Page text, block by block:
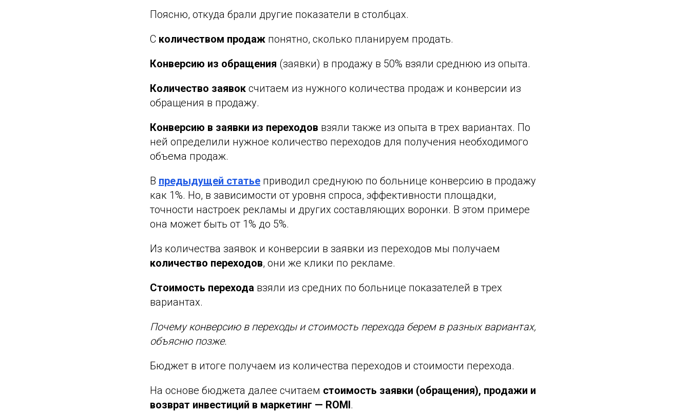
Поясню, откуда брали другие показатели в столбцах.
С количеством продаж понятно, сколько планируем продать.
Конверсию из обращения (заявки) в продажу в 50% взяли среднюю из опыта.
Количество заявок считаем из нужного количества продаж и конверсии из
обращения в продажу.
Конверсию в заявки из переходов взяли также из опыта в трех вариантах. По
ней определили нужное количество переходов для получения необходимого
объема продаж.
В предыдущей статье приводил среднуюю по больнице конверсию в продажу
как 1%. Но, в зависимости от уровня спроса, эффективности площадки,
точности настроек рекламы и других составляющих воронки. В этом примере
она может быть от 1% до 5%.
Из количества заявок и конверсии в заявки из переходов мы получаем
количество переходов, они же клики по рекламе.
Стоимость перехода взяли из средних по больнице показателей в трех
вариантах.
Почему конверсию в переходы и стоимость перехода берем в разных вариантах,
объясню позже.
Бюджет в итоге получаем из количества переходов и стоимости перехода.
На основе бюджета далее считаем стоимость заявки (обращения), продажи и
возврат инвестиций в маркетинг — ROMI .